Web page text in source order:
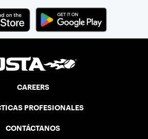
CAREERS
PROFESIONALES
CONTÁCTANOS